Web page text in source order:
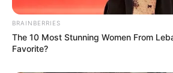
BRAINBERRIES
The 10 Most Stunning Women From
Favorite?